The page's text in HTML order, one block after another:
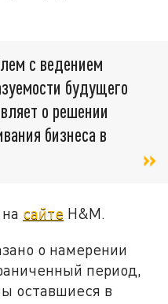
с ведением
будущего
о решении
бизнеса в
сайте Н&M.
о намерении
период,
оставшиеся в